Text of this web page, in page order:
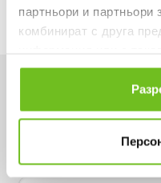
партньори и партньори
комбинират с друга
ползването от Ваша
Искаш да си
Вземи -15% за
нито